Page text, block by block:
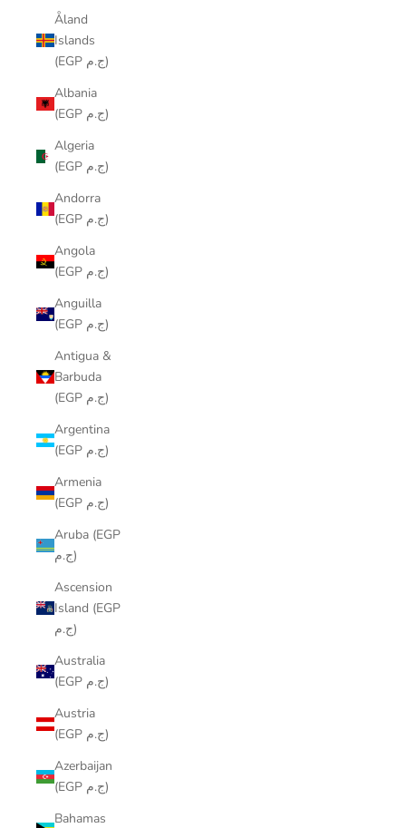
Åland
Islands
(EGP ج.م)
Albania
(EGP ج.م)
Algeria
(EGP ج.م)
Andorra
(EGP ج.م)
Angola
(EGP ج.م)
Anguilla
(EGP ج.م)
Antigua &
Barbuda
(EGP ج.م)
Argentina
(EGP ج.م)
Armenia
(EGP ج.م)
Aruba (EGP
ج.م)
Ascension
Island (EGP
ج.م)
Australia
(EGP ج.م)
Austria
(EGP ج.م)
Azerbaijan
(EGP ج.م)
Bahamas